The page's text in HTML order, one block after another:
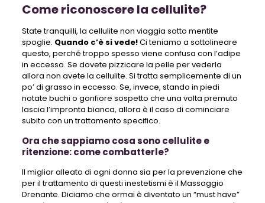
Come riconoscere la cellulite?
State tranquilli, la cellulite non viaggia sotto mentite
spoglie. Quando c’è si vede!Ci teniamo a sottolineare
questo, perché troppo spesso viene confusa con l’adipe
in eccesso. Se dovete pizzicare la pelle per vederla
allora non avete la cellulite. Si tratta semplicemente di un
po’ di grasso in eccesso. Se, invece, stando in piedi
notate buchi o gonfiore sospetto che una volta premuto
lascia l’impronta bianca, allora è il caso di cominciare
subito con un trattamento specifico.
Ora che sappiamo cosa sono cellulite e
ritenzione: come combatterle?
Il miglior alleato di ogni donna sia per la prevenzione che
per il trattamento di questi inestetismi è il Massaggio
Drenante. Diciamo che ormai è diventato un “must have”